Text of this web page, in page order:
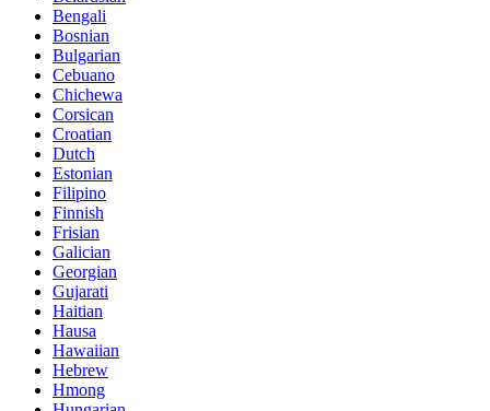
Bengali
Bosnian
Bulgarian
Cebuano
Chichewa
Corsican
Croatian
Dutch
Estonian
Filipino
Finnish
Frisian
Galician
Georgian
Gujarati
Haitian
Hausa
Hawaiian
Hebrew
Hmong